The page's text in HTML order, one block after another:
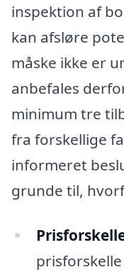
inspektion af
kan afsløre
måske ikke er
anbefales
minimum tre
fra forskellige
informeret
grunde til,